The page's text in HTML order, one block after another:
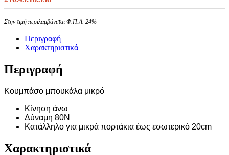
Στην τιμή περιλαμβάνεται Φ.Π.Α. 24%
Περιγραφή
Χαρακτηριστικά
Περιγραφή
Κουμπάσο μπουκάλα μικρό
Κίνηση άνω
Δύναμη 80N
Κατάλληλο για μικρά πορτάκια έως εσωτερικό 20cm
Χαρακτηριστικά